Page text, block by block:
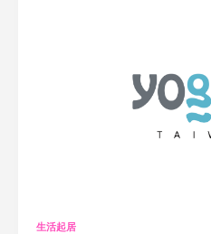
生活起居